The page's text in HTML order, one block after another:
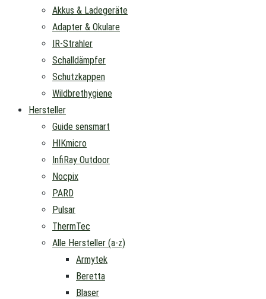
Akkus & Ladegeräte
Adapter & Okulare
IR-Strahler
Schalldämpfer
Schutzkappen
Wildbrethygiene
Hersteller
Guide sensmart
HIKmicro
InfiRay Outdoor
Nocpix
PARD
Pulsar
ThermTec
Alle Hersteller (a-z)
Armytek
Beretta
Blaser